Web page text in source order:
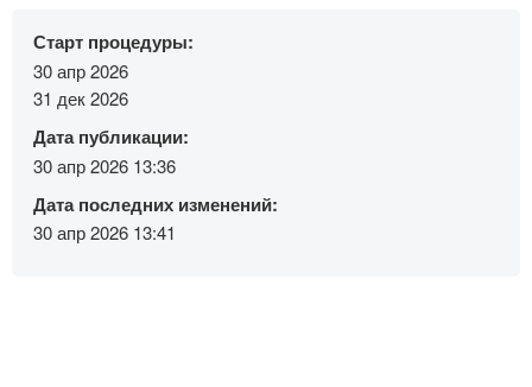
Старт процедуры:
30 апр 2026
31 дек 2026
Дата публикации:
30 апр 2026 13:36
Дата последних изменений:
30 апр 2026 13:41